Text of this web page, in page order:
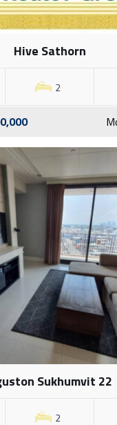
Hive Sathorn
2
Sukhumvit 22
2